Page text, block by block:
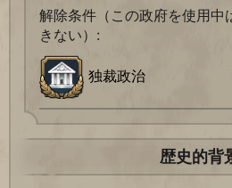
解除条件（この政府を使用中
きない）:
独裁政治
歴史的背